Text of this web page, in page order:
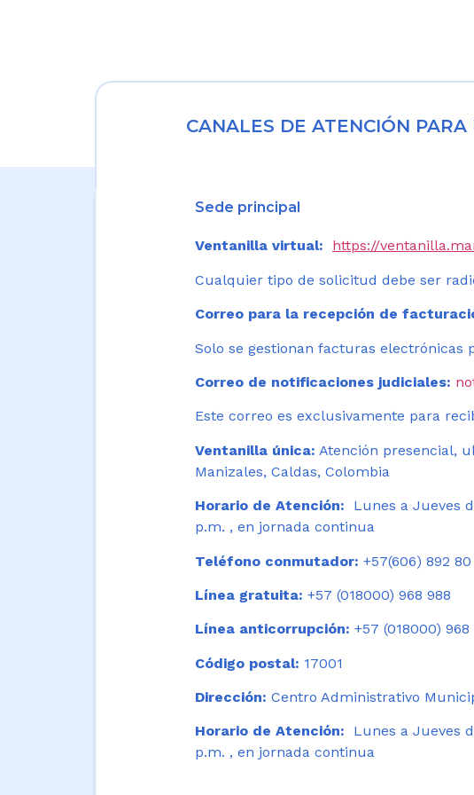
CANALES DE ATENCIÓN PARA
Sede principal
Ventanilla virtual: https://
Cualquier tipo de solicitud debe ser
Correo para la recepción de
Solo se gestionan facturas electrónicas
Correo de notificaciones judiciales:
Este correo es exclusivamente para
Ventanilla única: Atención presencial,
Manizales, Caldas, Colombia
Horario de Atención:
Lunes a Jueves
p.m. , en jornada continua
Teléfono conmutador: +57(606) 892
Línea gratuita: +57 (018000) 968 988
Línea anticorrupción: +57 (018000) 968
Código postal: 17001
Dirección: Centro Administrativo
Horario de Atención: Lunes a Jueves
p.m. , en jornada continua